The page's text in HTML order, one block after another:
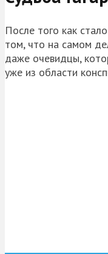
После того как
том, что на самом
даже очевидцы,
уже из области